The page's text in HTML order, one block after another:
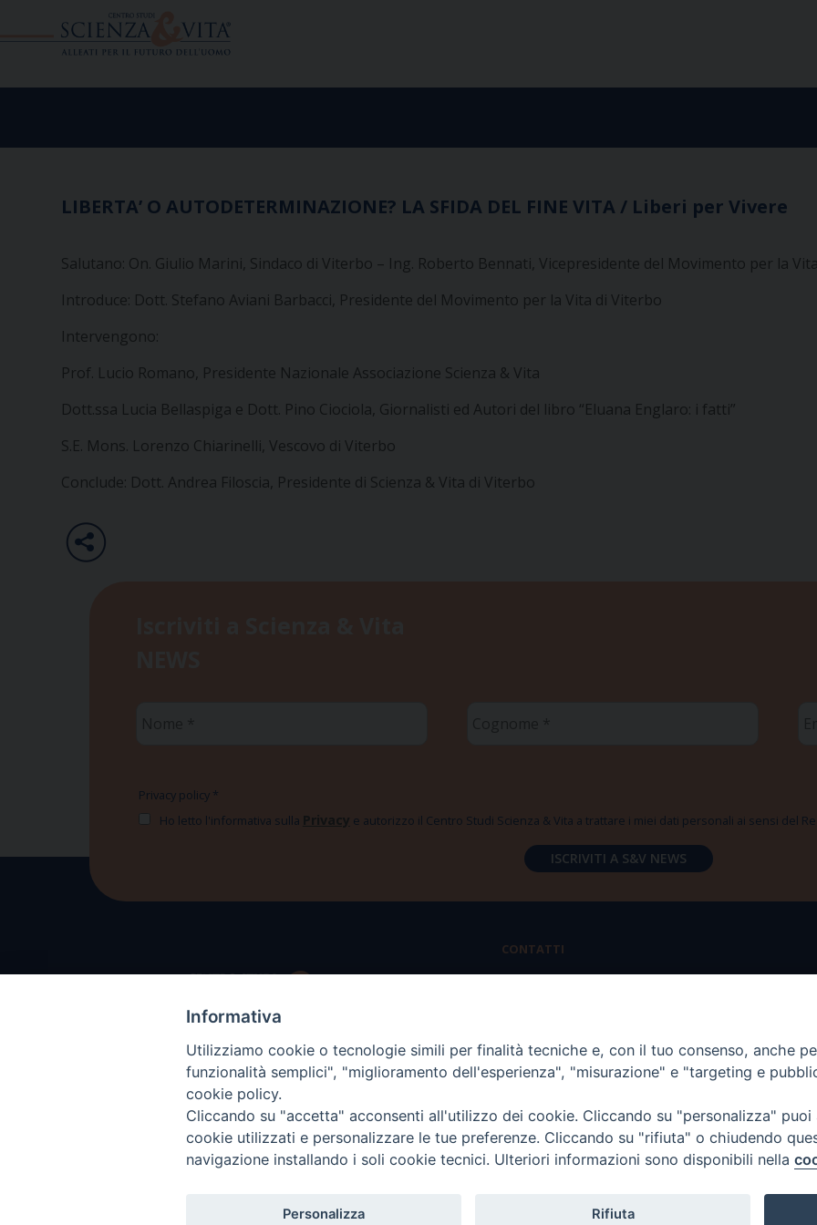
LIBERTA’ O AUTODETERMINAZIONE? LA SFIDA DEL FINE VITA / Liberi per Vivere
Salutano: On. Giulio Marini, Sindaco di Viterbo – Ing. Roberto Bennati, Vicepresidente del Movimento per la
Introduce: Dott. Stefano Aviani Barbacci, Presidente del Movimento per la Vita di Viterbo
Intervengono:
Prof. Lucio Romano, Presidente Nazionale Associazione Scienza & Vita
Dott.ssa Lucia Bellaspiga e Dott. Pino Ciociola, Giornalisti ed Autori del libro “Eluana Englaro: i fatti”
S.E. Mons. Lorenzo Chiarinelli, Vescovo di Viterbo
Conclude: Dott. Andrea Filoscia, Presidente di Scienza & Vita di Viterbo
Privacy policy *
Ho letto l'informativa sulla Privacy e autorizzo il Centro Studi Scienza & Vita a trattare i miei dati personali ai sensi del
CONTATTI
segreteria@scienzaevita.org
Informativa
Utilizziamo cookie o tecnologie simili per finalità tecniche e, con il tuo consenso, anche
funzionalità semplici", "miglioramento dell'esperienza", "misurazione" e "targeting e
cookie policy.
Cliccando su "accetta" acconsenti all'utilizzo dei cookie. Cliccando su "personalizza"
cookie utilizzati e personalizzare le tue preferenze. Cliccando su "rifiuta" o chiudendo
navigazione installando i soli cookie tecnici. Ulteriori informazioni sono disponibili nella
Personalizza Rifiuta